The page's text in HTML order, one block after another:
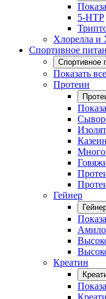
5-HTP
Хлорелла и
Спортивное
Спортивное
Показать все
Протеин
Казеин
Гейнер
Креатин